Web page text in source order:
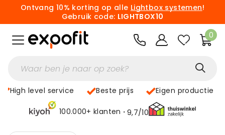
Ontvang 10% korting op alle Lightbox systemen!
Gebruik code: LIGHTBOX10
0
High level service Beste prijs Eigen productie
100.000+ klanten 9,7/10